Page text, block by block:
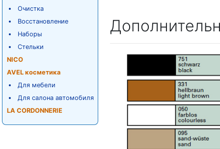
Очистка
Восстановление
Наборы
Стельки
NICO
AVEL косметика
Для мебели
Для салона автомобиля
LA CORDONNERIE